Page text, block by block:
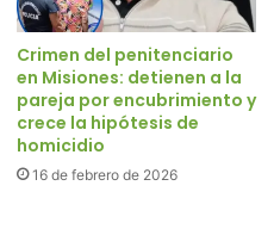
Crimen del penitenciario
en Misiones: detienen a la
pareja por encubrimiento y
crece la hipótesis de
homicidio
16 de febrero de 2026